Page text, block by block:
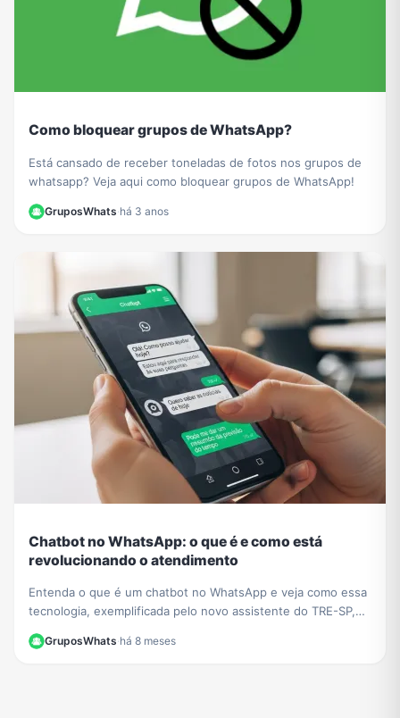
Como bloquear grupos de WhatsApp?
Está cansado de receber toneladas de fotos nos grupos de
whatsapp? Veja aqui como bloquear grupos de WhatsApp!
GruposWhats·há 3 anos
Chatbot no WhatsApp: o que é e como está
revolucionando o atendimento
Entenda o que é um chatbot no WhatsApp e veja como essa
tecnologia, exemplificada pelo novo assistente do TRE-SP,
GruposWhats·há 8 meses